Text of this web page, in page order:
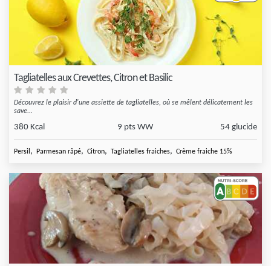
Tagliatelles aux Crevettes, Citron et Basilic
Découvrez le plaisir d'une assiette de tagliatelles, où se mêlent délicatement les
save...
380 Kcal 9 pts WW 54 glucide
Persil , Parmesan râpé, Citron, Tagliatelles fraiches, Crème fraiche 15%